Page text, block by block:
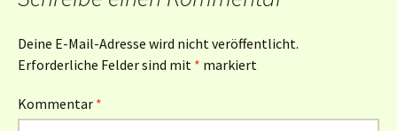
Deine E-Mail-Adresse wird nicht veröffentlicht.
Erforderliche Felder sind mit * markiert
Kommentar *